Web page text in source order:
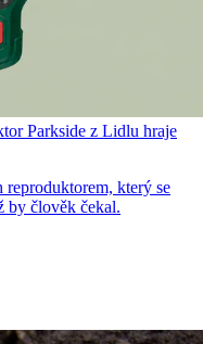
Parkside z Lidlu hraje
který se
by člověk čekal.